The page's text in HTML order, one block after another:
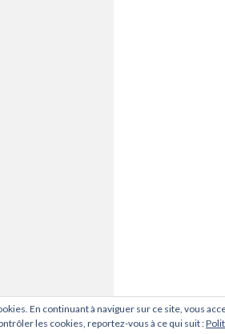
En continuant à naviguer sur ce site, vous
les cookies, reportez-vous à ce qui suit :